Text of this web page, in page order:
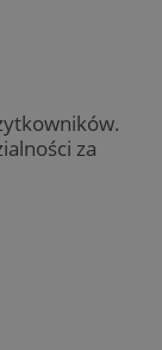
za